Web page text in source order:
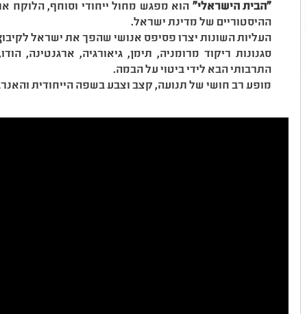
״הבית הישראלי״ הוא מפגש מחול ייחודי וסוחף,
ההיסטוריים של מדינת ישראל.
העליות השונות יצרו פסיפס אנושי שהפך את ישראל
סגנונות ריקוד מרומניה, תימן, גיאורגיה, ארגנטינה,
התרבותי הבא לידי ביטוי על הבמה.
מופע רב חושי של תנועה, קצב וצבע בשפה הייחודית